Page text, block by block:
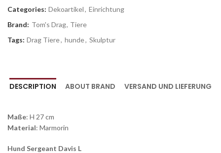
Categories: Dekoartikel, Einrichtung
Brand: Tom's Drag, Tiere
Tags: Drag Tiere, hunde, Skulptur
DESCRIPTION ABOUT BRAND VERSAND UND LIEFERUNG
Maße: H 27 cm
Material: Marmorin
Hund Sergeant Davis L